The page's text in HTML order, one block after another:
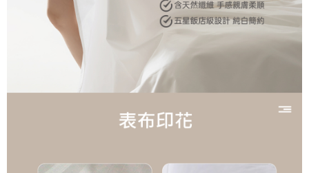
１．透過由恩沛科技股份有限公司提供之「AFTEE先享後付」服務完成之交
易，需依本服務之必要範圍內提供個人資料，並將交易相關給付款項請求債
權轉讓予恩沛科技股份有限公司。
２．關於個人資料處理事宜，請瀏覽以下網址：
https://aftee.tw/terms/#terms3
３．未成年的使用者請事先徵得法定代理人或監護人之同意方可使用
「AFTEE先享後付」，若未經同意申辦者引起之損失，本公司不負相關責
任。
４．使用「AFTEE先享後付」時，將依據個別帳號之用戶狀況，依本公司即
時審查核予不同之上限額度；若仍有額度不足之情形，本公司將視審查結果
每筆NT$65，滿NT$990(含以上)免運費
付款後7-11取貨
每筆NT$65，滿NT$990(含以上)免運費
每筆NT$150，滿NT$990(含以上)免運費